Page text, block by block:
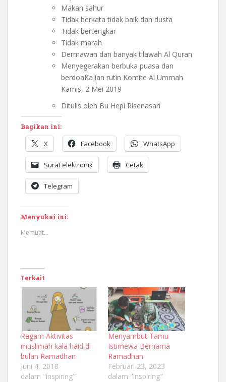
Makan sahur
Tidak berkata tidak baik dan dusta
Tidak bertengkar
Tidak marah
Dermawan dan banyak tilawah Al Quran
Menyegerakan berbuka puasa dan
berdoaKajian rutin Komite Al Ummah
Kamis, 2 Mei 2019
Ditulis oleh Bu Hepi Risenasari
Bagikan ini:
X Facebook WhatsApp
Surat elektronik Cetak
Telegram
Menyukai ini:
Memuat...
Terkait
Ragam Aktivitas
muslimah kala haid di
bulan Ramadhan
Juni 4, 2018
dalam "inspiring"
Menyambut Tamu
Istimewa Bernama
Ramadhan
Februari 23, 2023
dalam "inspiring"